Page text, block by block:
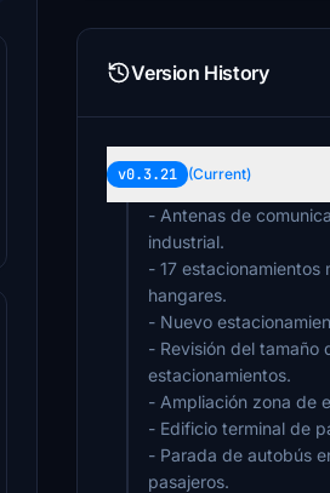
Version History
v0.3.21 (Current)
- Antenas de
industrial.
- 17 estacionamientos
hangares.
- Nuevo
- Revisión del tamaño
estacionamientos.
- Ampliación zona de
- Edificio terminal de
- Parada de autobús
pasajeros.